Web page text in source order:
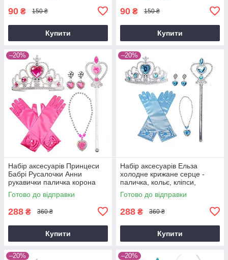
90 ₴ 150 ₴
Купити
90 ₴ 150 ₴
Купити
–20%
Набір аксесуарів Принцеси
Бабрі Русалочки Анни
рукавички паличка корона
кольє кліпси рожеві
Готово до відправки
288 ₴ 360 ₴
Купити
–20%
Набір аксесуарів Ельза
холодне крижане серце -
паличка, кольє, кліпси,
корона-діадема Frozen
Готово до відправки
288 ₴ 360 ₴
Купити
–20% –20%